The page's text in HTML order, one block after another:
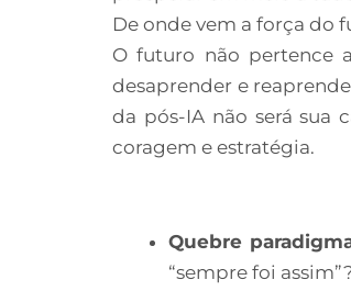
De onde vem a força do
O futuro não pertence
desaprender e
da pós-IA não será sua
coragem e estratégia.
Quebre
“sempre foi